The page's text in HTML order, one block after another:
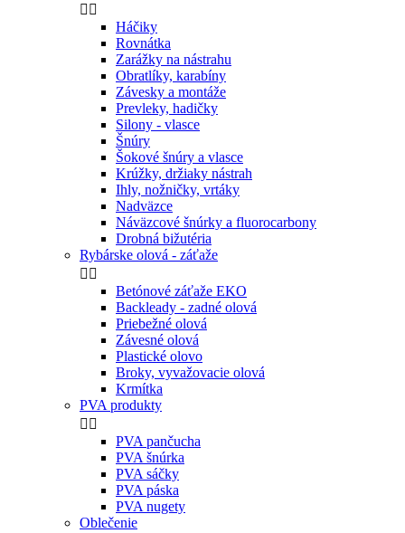
 
Háčiky
Rovnátka
Zarážky na nástrahu
Obratlíky, karabíny
Závesky a montáže
Prevleky, hadičky
Silony - vlasce
Šnúry
Šokové šnúry a vlasce
Krúžky, držiaky nástrah
Ihly, nožničky, vrtáky
Nadväzce
Náväzcové šnúrky a fluorocarbony
Drobná bižutéria
Rybárske olová - záťaže
 
Betónové záťaže EKO
Backleady - zadné olová
Priebežné olová
Závesné olová
Plastické olovo
Broky, vyvažovacie olová
Krmítka
PVA produkty
 
PVA pančucha
PVA šnúrka
PVA sáčky
PVA páska
PVA nugety
Oblečenie